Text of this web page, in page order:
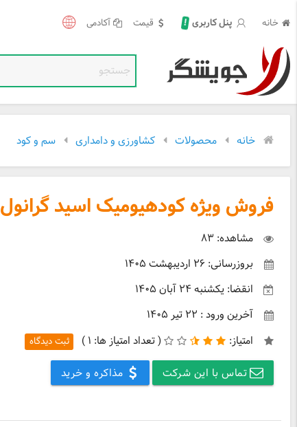
خانه پنل کاربری ! قیمت آکادمی
خانه محصولات کشاورزی و دامداری سم و کود
فروش ویژه کودهیومیک اسید گرانول
مشاهده: ۸۳
بروزرسانی: ۲۶ اردیبهشت ۱۴۰۵
انقضا: یکشنبه ۲۴ آبان ۱۴۰۵
آخرین ورود : ۲۲ تیر ۱۴۰۵
امتیاز:
(تعداد امتیاز ها: ۱ ) ثبت دیدگاه
تماس با این شرکت مذاکره و خرید